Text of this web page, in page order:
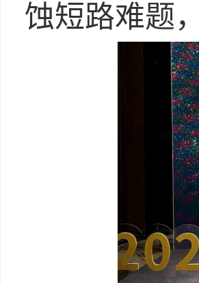
蚀短路难题